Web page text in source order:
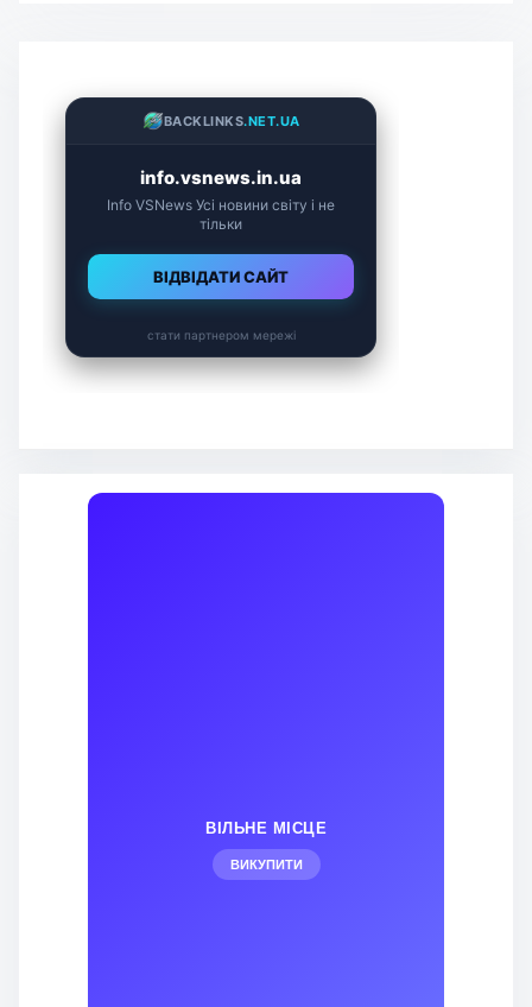
ВІЛЬНЕ МІСЦЕ
ВИКУПИТИ